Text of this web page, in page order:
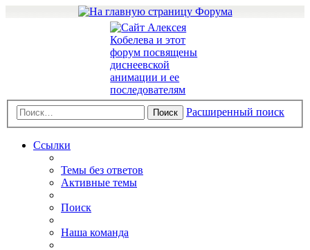
Поиск Расширенный поиск
Ссылки
Темы без ответов
Активные темы
Поиск
Наша команда